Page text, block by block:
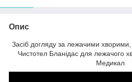
Опис
Засіб догляду за лежачими хворими,
Чистотел Бланідас для лежачого
Медикал